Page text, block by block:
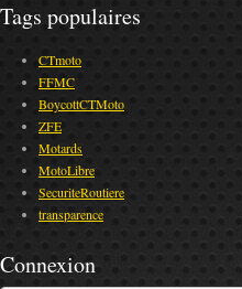
Tags populaires
CTmoto
FFMC
BoycottCTMoto
ZFE
Motards
MotoLibre
SecuriteRoutiere
transparence
Connexion